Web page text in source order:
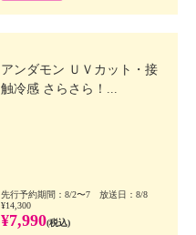
アンダモン ＵＶカット・接
触冷感 さらさら！...
先行予約期間：8/2〜7 放送日：8/8
¥14,300
¥7,990(税込)